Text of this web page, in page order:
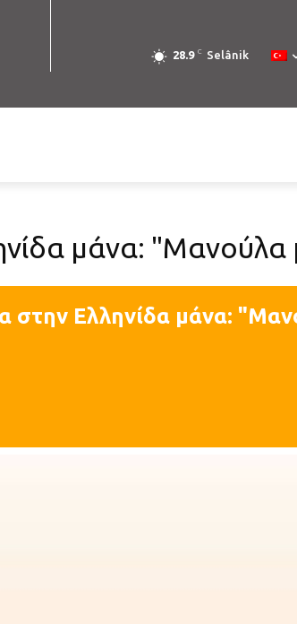
28.9 C Selânik
μάνα:
στην Ελληνίδα μάνα: